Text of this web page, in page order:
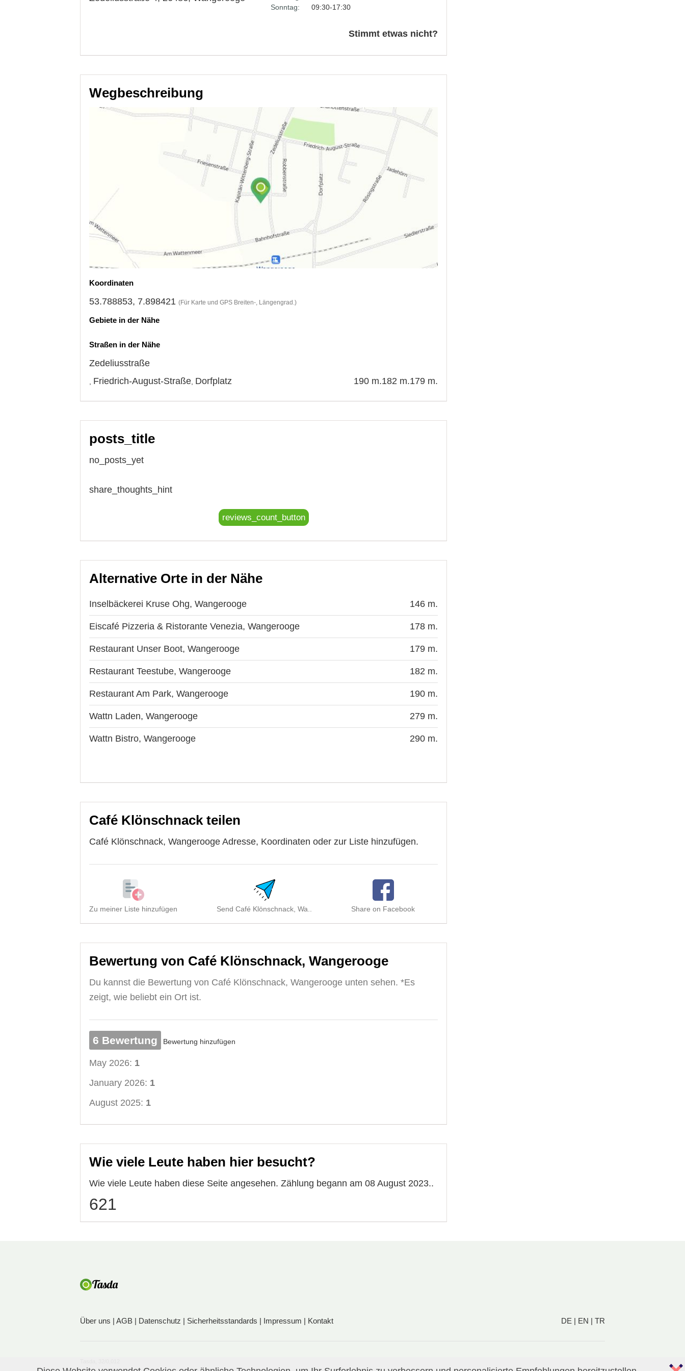
Sonntag:
09:30-17:30
Stimmt etwas nicht?
Wegbeschreibung
Koordinaten
53.788853, 7.898421 (Für Karte und GPS Breiten-, Längengrad.)
Gebiete in der Nähe
Straßen in der Nähe
Zedeliusstraße
179 m.
Friedrich-August-Straße 182 m.
Dorfplatz 190 m.
posts_title
no_posts_yet
share_thoughts_hint
reviews_count_button
Alternative Orte in der Nähe
Inselbäckerei Kruse Ohg, Wangerooge 146 m.
Eiscafé Pizzeria & Ristorante Venezia, Wangerooge 178 m.
Restaurant Unser Boot, Wangerooge 179 m.
Restaurant Teestube, Wangerooge 182 m.
Restaurant Am Park, Wangerooge 190 m.
Wattn Laden, Wangerooge 279 m.
Wattn Bistro, Wangerooge 290 m.
Café Klönschnack teilen
Café Klönschnack, Wangerooge Adresse, Koordinaten oder zur Liste hinzufügen.
Zu meiner Liste hinzufügen Send Café Klönschnack, Wa.. Share on Facebook
Bewertung von Café Klönschnack, Wangerooge
Du kannst die Bewertung von Café Klönschnack, Wangerooge unten sehen. *Es
zeigt, wie beliebt ein Ort ist.
6 Bewertung Bewertung hinzufügen
May 2026: 1
January 2026: 1
August 2025: 1
Wie viele Leute haben hier besucht?
Wie viele Leute haben diese Seite angesehen. Zählung begann am 08 August 2023..
621
Über uns | AGB | Datenschutz | Sicherheitsstandards | Impressum | Kontakt DE | EN | TR